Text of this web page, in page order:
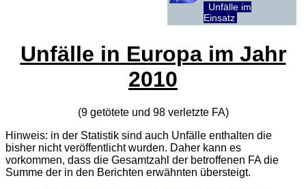
Unfälle im
Einsatz
Unfälle in Europa im Jahr
2010
(9 getötete und 98 verletzte FA)
Hinweis: in der Statistik sind auch Unfälle enthalten die
bisher nicht veröffentlicht wurden. Daher kann es
vorkommen, dass die Gesamtzahl der betroffenen FAdie
Summe der in den Berichten erwähnten übersteigt.